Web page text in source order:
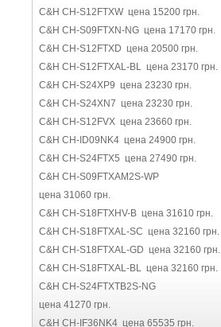
C&H CH-S12FTXW цена 15200 грн.
C&H CH-S09FTXN-NG цена 17170 грн.
C&H CH-S12FTXD цена 20500 грн.
C&H CH-S12FTXAL-BL цена 23170 грн.
C&H CH-S24XP9 цена 23230 грн.
C&H CH-S24XN7 цена 23230 грн.
C&H CH-S12FVX цена 23660 грн.
C&H CH-ID09NK4 цена 24900 грн.
C&H CH-S24FTX5 цена 27490 грн.
C&H CH-S09FTXAM2S-WP
цена 31060 грн.
C&H CH-S18FTXHV-B цена 31610 грн.
C&H CH-S18FTXAL-SC цена 32160 грн.
C&H CH-S18FTXAL-GD цена 32160 грн.
C&H CH-S18FTXAL-BL цена 32160 грн.
C&H CH-S24FTXTB2S-NG
цена 41270 грн.
C&H CH-IF36NK4 цена 65535 грн.